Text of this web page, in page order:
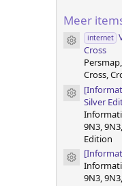
Meer
Iteminternet
Cross
Cross,
Item
Silver
9N3,
Edition
Item
9N3,